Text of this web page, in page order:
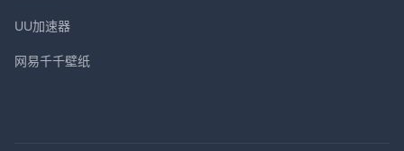
UU加速器
网易千千壁纸